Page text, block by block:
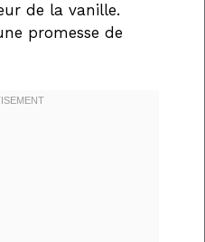
de la vanille.
promesse de